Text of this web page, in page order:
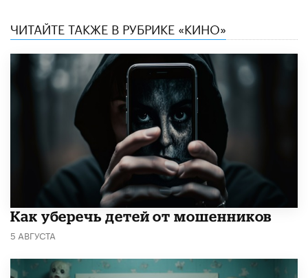
ЧИТАЙТЕ ТАКЖЕ В РУБРИКЕ «КИНО»
Как уберечь детей от мошенников
5 АВГУСТА